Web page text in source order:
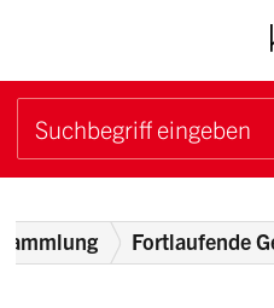
Navigieren
Suchbegriff
Fortlaufende